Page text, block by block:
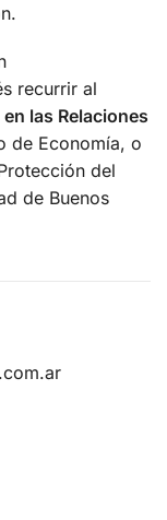
recurrir al
las Relaciones
de Economía, o
del
de Buenos